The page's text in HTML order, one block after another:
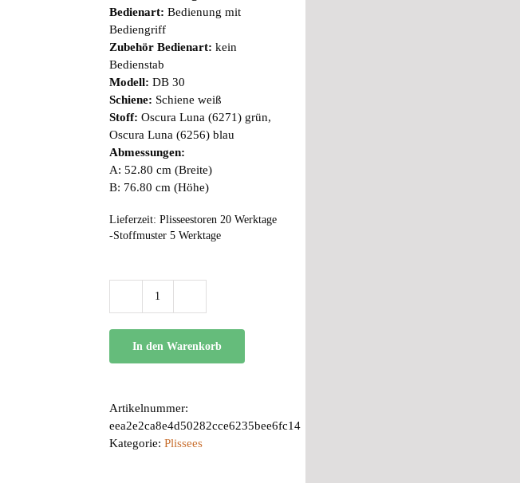
Bedienart: Bedienung mit
Bediengriff
Zubehör Bedienart: kein
Bedienstab
Modell: DB 30
Schiene: Schiene weiß
Stoff: Oscura Luna (6271) grün,
Oscura Luna (6256) blau
Abmessungen:
A: 52.80 cm (Breite)
B: 76.80 cm (Höhe)
Lieferzeit: Plisseestoren 20 Werktage
-Stoffmuster 5 Werktage
DB
In den Warenkorb
Artikelnummer:
eea2e2ca8e4d50282cce6235bee6fc14
Kategorie: Plissees